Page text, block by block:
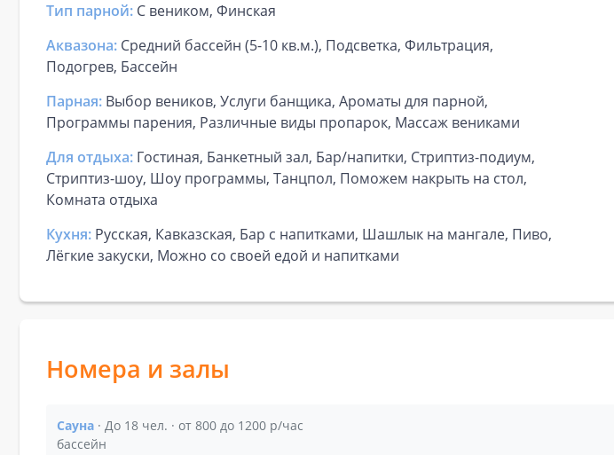
Тип парной: С веником, Финская
Аквазона: Средний бассейн (5-10 кв.м.), Подсветка, Фильтрация,
Подогрев, Бассейн
Парная: Выбор веников, Услуги банщика, Ароматы для парной,
Программы парения, Различные виды пропарок, Массаж вениками
Для отдыха: Гостиная, Банкетный зал, Бар/напитки, Стриптиз-подиум,
Стриптиз-шоу, Шоу программы, Танцпол, Поможем накрыть на стол,
Комната отдыха
Кухня: Русская, Кавказская, Бар с напитками, Шашлык на мангале, Пиво,
Лёгкие закуски, Можно со своей едой и напитками
Номера и залы
Сауна · До 18 чел. · от 800 до 1200 р/час
бассейн
Показать подробности зала Сауна